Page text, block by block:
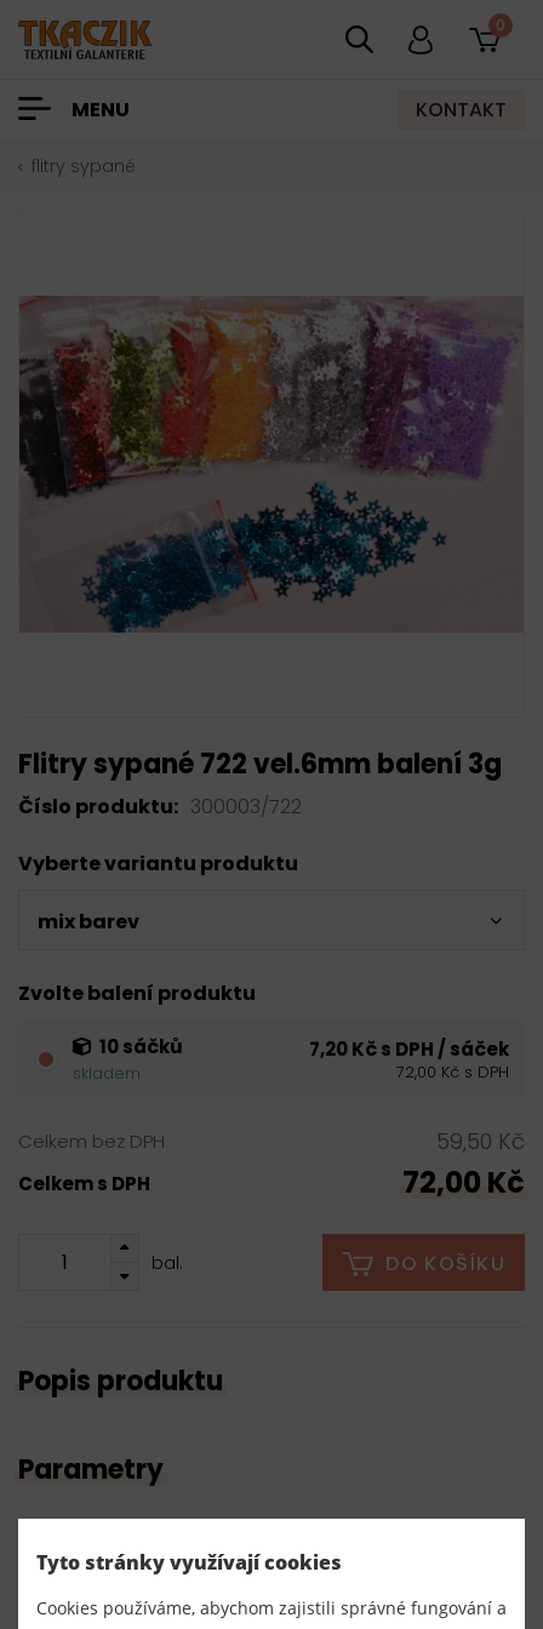
0
MENU KONTAKT
flitry sypané
Flitry sypané 722 vel.6mm balení 3g
Číslo produktu: 300003/722
Vyberte variantu produktu
mix barev
Zvolte balení produktu
10 sáčků
skladem
7,20 Kč s DPH / sáček
72,00 Kč s DPH
Celkem bez DPH 59,50 Kč
Celkem s DPH 72,00 Kč
bal. DO KOŠÍKU
Popis produktu
Parametry
300003/722
Dodavatel
Tyto stránky využívají cookies
Cookies používáme, abychom zajistili správné fungování a